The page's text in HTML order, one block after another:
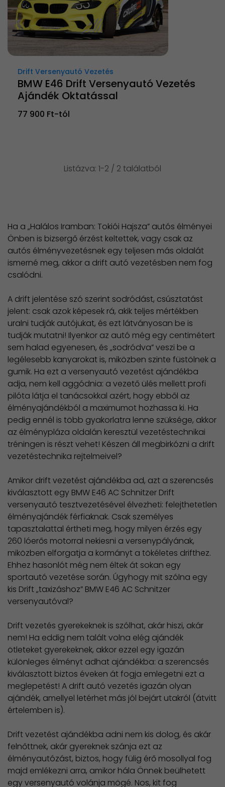
Drift Versenyautó Vezetés
BMW E46 Drift Versenyautó Vezetés
Ajándék Oktatással
77 900 Ft-tól
Listázva: 1-2 / 2 találatból
Ha a „Halálos Iramban: Tokiói Hajsza” autós élményei
Önben is bizsergő érzést keltettek, vagy csak az
autós élményvezetésnek egy teljesen más oldalát
ismerné meg, akkor a drift autó vezetésben nem fog
csalódni.
A drift jelentése szó szerint sodródást, csúsztatást
jelent: csak azok képesek rá, akik teljes mértékben
uralni tudják autójukat, és ezt látványosan be is
tudják mutatni! Ilyenkor az autó még egy centimétert
sem halad egyenesen, és „sodródva” veszi be a
legélesebb kanyarokat is, miközben szinte füstölnek a
gumik. Ha ezt a versenyautó vezetést ajándékba
adja, nem kell aggódnia: a vezető ülés mellett profi
pilóta látja el tanácsokkal azért, hogy ebből az
élményajándékból a maximumot hozhassa ki. Ha
pedig ennél is több gyakorlatra lenne szüksége, akkor
az élménypláza oldalán keresztül vezetéstechnikai
tréningen is részt vehet! Készen áll megbirkózni a drift
vezetéstechnika rejtelmeivel?
Amikor drift vezetést ajándékba ad, azt a szerencsés
kiválasztott egy BMW E46 AC Schnitzer Drift
versenyautó tesztvezetésével élvezheti: felejthetetlen
élményajándék férfiaknak. Csak személyes
tapasztalattal értheti meg, hogy milyen érzés egy
260 lóerős motorral nekiesni a versenypályának,
miközben elforgatja a kormányt a tökéletes drifthez.
Ehhez hasonlót még nem éltek át sokan egy
sportautó vezetése során. Úgyhogy mit szólna egy
kis Drift „taxizáshoz” BMW E46 AC Schnitzer
versenyautóval?
Drift vezetés gyerekeknek is szólhat, akár hiszi, akár
nem! Ha eddig nem talált volna elég ajándék
ötleteket gyerekeknek, akkor ezzel egy igazán
különleges élményt adhat ajándékba: a szerencsés
kiválasztott biztos éveken át fogja emlegetni ezt a
meglepetést! A drift autó vezetés igazán olyan
ajándék, amellyel letérhet más jól bejárt utakról (átvitt
értelemben is).
Drift vezetést ajándékba adni nem kis dolog, és akár
felnőttnek, akár gyereknek szánja ezt az
élményautózást, biztos, hogy fülig érő mosollyal fog
majd emlékezni arra, amikor hála Önnek beülhetett
egy versenyautó volánja mögé. Nos, kit fog